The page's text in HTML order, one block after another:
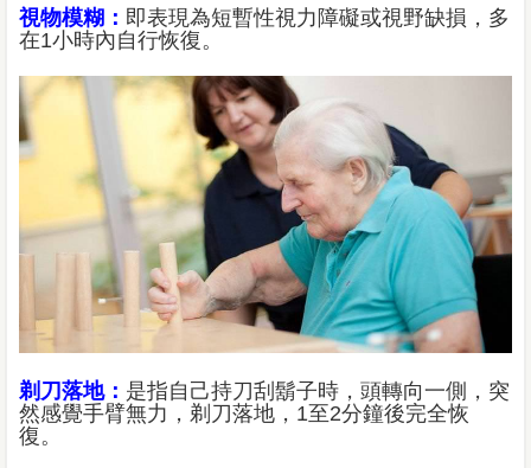
視物模糊： 即表現為短暫性視力障礙或視野缺損，多
在1小時內自行恢復。
剃刀落地： 是指自己持刀刮鬍子時，頭轉向一側，突
然感覺手臂無力，剃刀落地，1至2分鐘後完全恢
復。